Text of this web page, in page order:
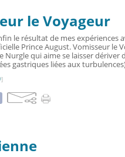
le Voyageur
le résultat de mes expériences
Prince August. Vomisseur le
Nurgle qui aime se laisser dériver
gastriques liées aux
]